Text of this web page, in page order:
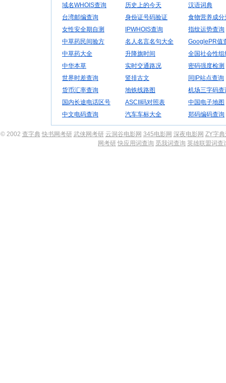
域名WHOIS查询
历史上的今天
汉语词典
台湾邮编查询
身份证号码验证
食物营养成分
女性安全期自测
IPWHOIS查询
指纹运势查询
中草药民间验方
名人名言名句大全
GooglePR值
中草药大全
升降旗时间
全国社会性组
中华本草
实时交通路况
密码强度检测
世界时差查询
竖排古文
同IP站点查询
货币汇率查询
地铁线路图
机场三字码查
国内长途电话区号
ASCII码对照表
中国电子地图
中文电码查询
汽车车标大全 郑码编码查询
© 2002 查字典 快书网考研 武侠网考研 云洞谷电影网 345电影网 深夜电影网 ZY字
网考研 快应用词查询 觅我词查询 英雄联盟词查